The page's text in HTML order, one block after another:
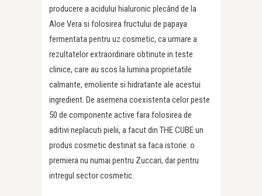
producere a acidului hialuronic plecând de la
Aloe Vera si folosirea fructului de papaya
fermentata pentru uz cosmetic, ca urmare a
rezultatelor extraordinare obtinute in teste
clinice, care au scos la lumina proprietatile
calmante, emoliente si hidratante ale acestui
ingredient. De asemena coexistenta celor peste
50 de componente active fara folosirea de
aditivi neplacuti pielii, a facut din THE CUBE un
produs cosmetic destinat sa faca istorie: o
premiera nu numai pentru Zuccari, dar pentru
intregul sector cosmetic.